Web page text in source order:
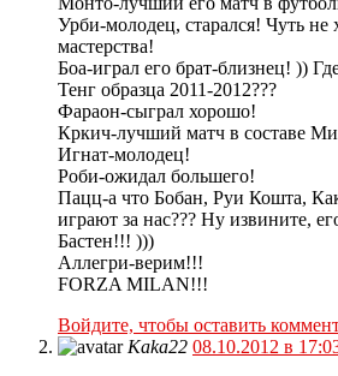
Урби-молодец, старался! Чуть не
мастерства!
Боа-играл его брат-близнец! ))
Тенг образца 2011-2012???
Фараон-сыграл хорошо!
Кркич-лучший матч в составе
Игнат-молодец!
Роби-ожидал большего!
Пацц-а что Бобан, Руи Кошта,
играют за нас??? Ну извините,
Бастен!!! )))
Аллегри-верим!!!
FORZA MILAN!!!
Войдите, чтобы оставить
Kaka22 08.10.2012 в